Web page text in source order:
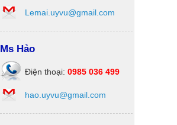
Lemai.uyvu@gmail.com
Ms Hảo
Điện thoại: 0985 036 499
hao.uyvu@gmail.com